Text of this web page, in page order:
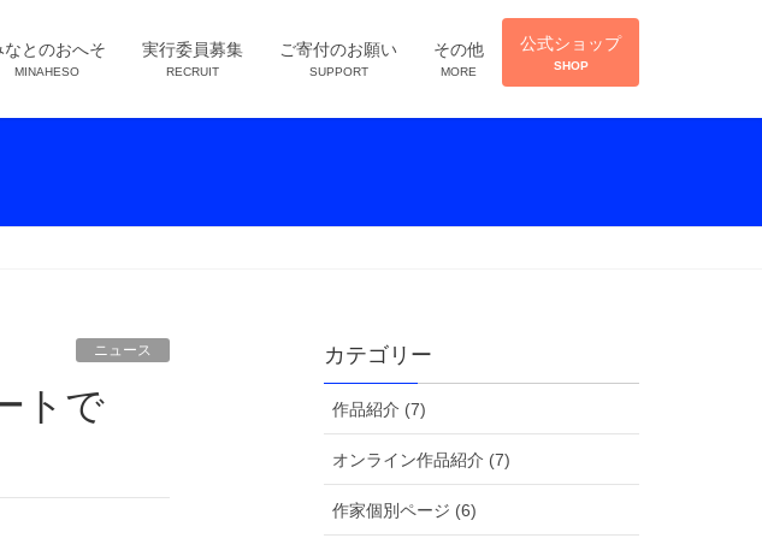
なとのおへそ
MINAHESO
実行委員募集
RECRUIT
ご寄付のお願い
SUPPORT
その他
MORE
公式ショップ
SHOP
ニュース カテゴリー
作品紹介 (7)
オンライン作品紹介 (7)
作家個別ページ (6)